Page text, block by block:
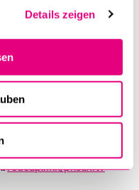
Details zeigen
Abschluss der
Hausarztmedizin und
Thekla Brunkert
und MPK ist auch
redcap.link/pnsuxftv